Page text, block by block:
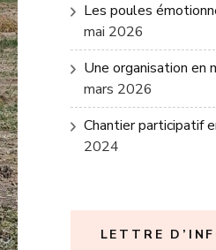
Les poules
mai 2026
Une organisation en
mars 2026
Chantier participatif
2024
LETTRE